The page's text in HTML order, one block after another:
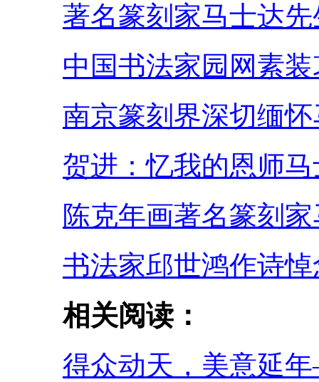
著名篆刻家马士达
中国书法家园网素
南京篆刻界深切缅
贺进：忆我的恩师
陈克年画著名篆刻
书法家邱世鸿作诗
相关阅读：
得众动天，美意延